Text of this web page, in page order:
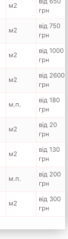
м2
грн
м2
від 750
грн
м2
від 1000
грн
м2
від 2600
грн
м.п.
від 180
грн
м2
від 20
грн
м2
від 130
грн
м.п.
від 200
грн
м2
від 300
грн